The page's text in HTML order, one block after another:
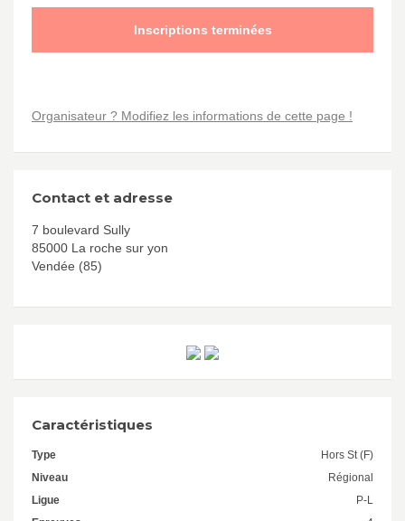
Inscriptions terminées
Organisateur ? Modifiez les informations de cette page !
Contact et adresse
7 boulevard Sully
85000 La roche sur yon
Vendée (85)
Caractéristiques
Type
Hors St (F)
Niveau
Régional
Ligue
P-L